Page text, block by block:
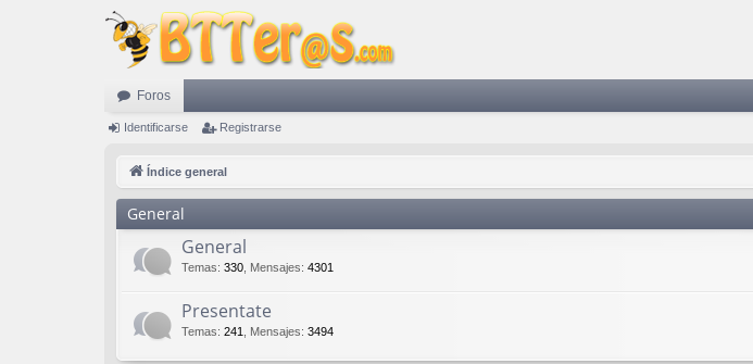
Foros
Identificarse Registrarse
Índice general
General
General
Temas: 330 Mensajes: 4301
Presentate
Temas: 241 Mensajes: 3494